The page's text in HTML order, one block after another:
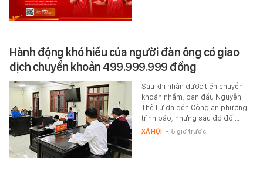
Hành động khó hiểu của người đàn ông có giao
dịch chuyển khoản 499.999.999 đồng
Sau khi nhận được tiền chuyển
khoản nhầm, ban đầu Nguyễn
Thế Lữ đã đến Công an phường
trình báo, nhưng sau đó đối…
XÃ HỘI - 5 giờ trước